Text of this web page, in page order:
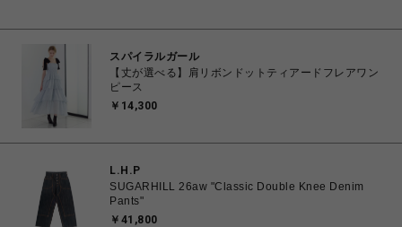
スパイラルガール
【丈が選べる】肩リボンドットティアードフレアワン
ピース
￥14,300
L.H.P
SUGARHILL 26aw "Classic Double Knee Denim
Pants"
￥41,800